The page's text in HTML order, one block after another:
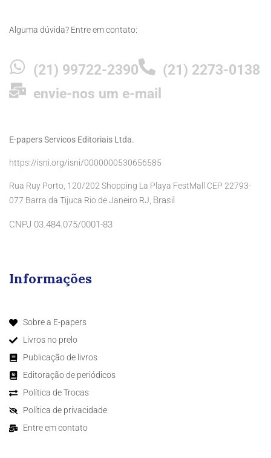
Alguma dúvida? Entre em contato:
(21) 99722-2390
(21) 2273-0138
envie-nos um e-mail
E-papers Servicos Editoriais Ltda.
https://isni.org/isni/0000000530656585
Rua Ruy Porto, 120/202 Shopping La Playa FestMall CEP 22793-
077 Barra da Tijuca Rio de Janeiro RJ, Brasil
CNPJ 03.484.075/0001-83
Informações
Sobre a E-papers
Livros no prelo
Publicação de livros
Editoração de periódicos
Política de Trocas
Política de privacidade
Entre em contato